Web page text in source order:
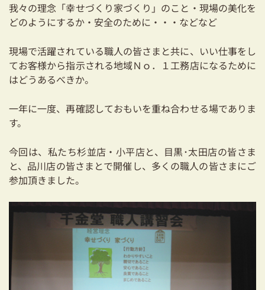
採用情報
03-3334-0334
我々の理念「幸せづくり家づくり」のこと・現場の美化を
どのようにするか・安全のために・・・などなど
現場で活躍されている職人の皆さまと共に、いい仕事をし
てお客様から指示される地域Ｎｏ．１工務店になるために
はどうあるべきか。
一年に一度、再確認しておもいを重ね合わせる場でありま
す。
今回は、私たち杉並店・小平店と、目黒･太田店の皆さま
と、品川店の皆さまとで開催し、多くの職人の皆さまにご
参加頂きました。